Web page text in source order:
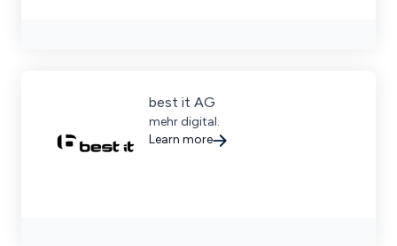
best it AG
mehr digital.
Learn more